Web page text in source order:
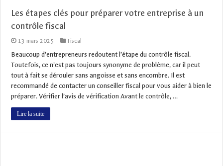
Les étapes clés pour préparer votre entreprise à un
contrôle fiscal
13 mars 2025 Fiscal
Beaucoup d’entrepreneurs redoutent l’étape du contrôle fiscal.
Toutefois, ce n’est pas toujours synonyme de problème, car il peut
tout à fait se dérouler sans angoisse et sans encombre. Il est
recommandé de contacter un conseiller fiscal pour vous aider à bien le
préparer. Vérifier l’avis de vérification Avant le contrôle, …
Lire la suite